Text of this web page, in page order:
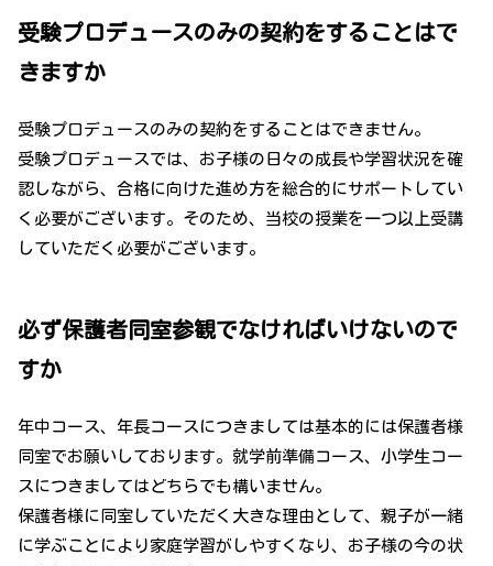
受験プロデュースのみの契約をすることはで
きますか
受験プロデュースのみの契約をすることはできません。
受験プロデュースでは、お子様の日々の成長や学習状況を確
認しながら、合格に向けた進め方を総合的にサポートしてい
く必要がございます。そのため、当校の授業を一つ以上受講
していただく必要がございます。
必ず保護者同室参観でなければいけないので
すか
年中コース、年長コースにつきましては基本的には保護者様
同室でお願いしております。就学前準備コース、小学生コー
スにつきましてはどちらでも構いません。
保護者様に同室していただく大きな理由として、親子が一緒
に学ぶことにより家庭学習がしやすくなり、お子様の今の状